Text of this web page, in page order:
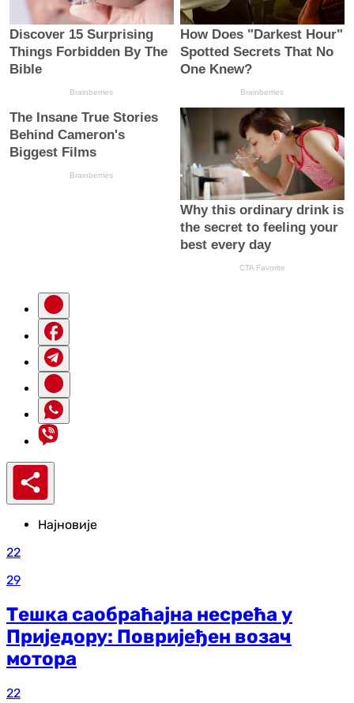
Најновије
22
29
Тешка саобраћајна несрећа у
Приједору: Повријеђен возач
мотора
22